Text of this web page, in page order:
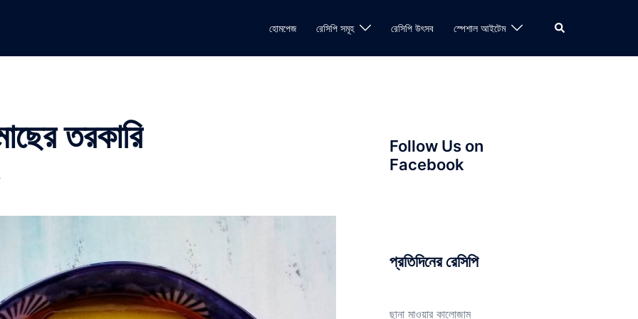
হোমপেজ রেসিপি সমূহ রেসিপি উৎসব স্পেশাল আইটেম Search
তরকারি
Follow Us on
Facebook
প্রতিদিনের রেসিপি
ছানা মাওয়ার কালোজাম